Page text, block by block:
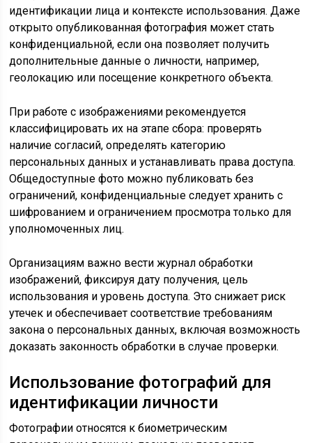
идентификации лица и контексте использования. Даже
открыто опубликованная фотография может стать
конфиденциальной, если она позволяет получить
дополнительные данные о личности, например,
геолокацию или посещение конкретного объекта.
При работе с изображениями рекомендуется
классифицировать их на этапе сбора: проверять
наличие согласий, определять категорию
персональных данных и устанавливать права доступа.
Общедоступные фото можно публиковать без
ограничений, конфиденциальные следует хранить с
шифрованием и ограничением просмотра только для
уполномоченных лиц.
Организациям важно вести журнал обработки
изображений, фиксируя дату получения, цель
использования и уровень доступа. Это снижает риск
утечек и обеспечивает соответствие требованиям
закона о персональных данных, включая возможность
доказать законность обработки в случае проверки.
Использование фотографий для
идентификации личности
Фотографии относятся к биометрическим